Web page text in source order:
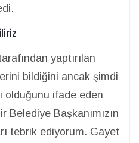
yaptırılan
bildiğini ancak şimdi
olduğunu ifade eden
Belediye Başkanımızın
tebrik ediyorum. Gayet